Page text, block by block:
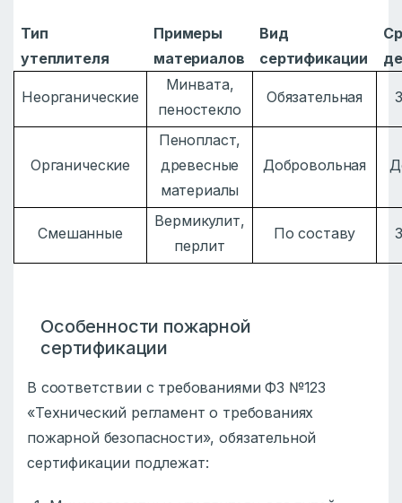
Тип
утеплителя
Примеры
материалов
Вид
сертификации
Неорганические
Минвата,
пеностекло
Обязательная
Органические
Пенопласт,
древесные
материалы
Добровольная
Смешанные
Вермикулит,
перлит
По составу
Особенности пожарной
сертификации
В соответствии с требованиями ФЗ №123
«Технический регламент о требованиях
пожарной безопасности», обязательной
сертификации подлежат: